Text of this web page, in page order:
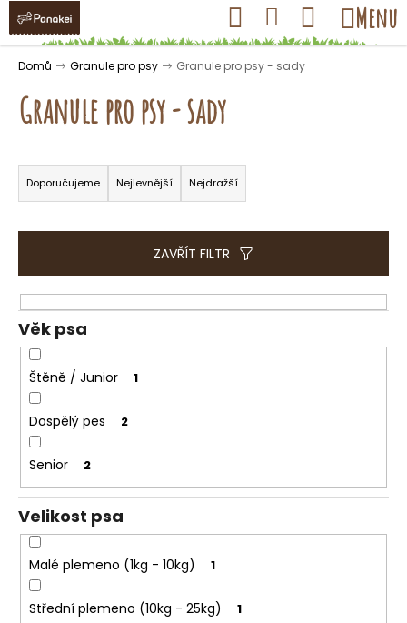
Přejít
obsah
Hledat Přihlášení
Nákupní
košík
Menu
Domů Granule pro psy Granule pro psy - sady
Granule pro psy - sady
Ř
a
z
e
í
p
r
o
d
u
k
ů
Doporučujeme Nejlevnější Nejdražší
ZAVŘÍT FILTR
Věk psa
Štěně / Junior 1
Dospělý pes 2
Senior 2
Velikost psa
Malé plemeno (1kg - 10kg) 1
Střední plemeno (10kg - 25kg) 1
K
o Zpět
Zpět
C
o
t
ř
e
b
u
e
e
n
a
j
?